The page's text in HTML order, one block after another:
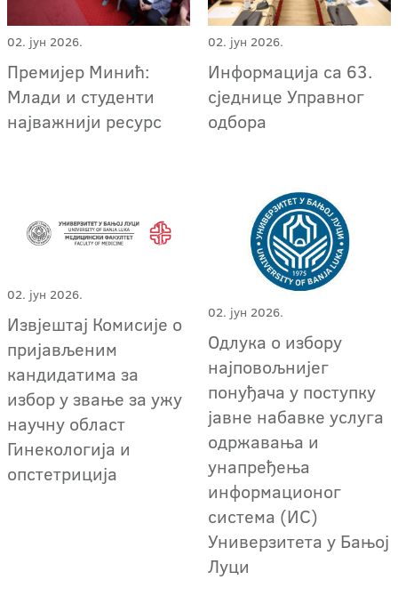
02. јун 2026.
Премијер Минић:
Млади и студенти
најважнији ресурс
02. јун 2026.
Информација са 63.
сједнице Управног
одбора
02. јун 2026.
Извјештај Комисије о
пријављеним
кандидатима за
избор у звање за ужу
научну област
Гинекологија и
опстетриција
02. јун 2026.
Oдлука о избору
најповољнијег
понуђача у поступку
јавне набавке услуга
одржавања и
унапређења
информационог
система (ИС)
Универзитета у Бањој
Луци